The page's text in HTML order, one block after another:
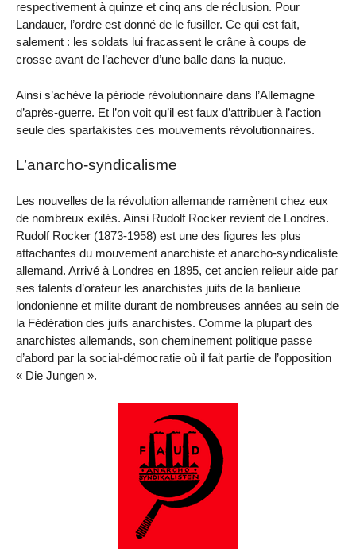
respectivement à quinze et cinq ans de réclusion. Pour
Landauer, l’ordre est donné de le fusiller. Ce qui est fait,
salement : les soldats lui fracassent le crâne à coups de
crosse avant de l’achever d’une balle dans la nuque.
Ainsi s’achève la période révolutionnaire dans l’Allemagne
d’après-guerre. Et l’on voit qu’il est faux d’attribuer à l’action
seule des spartakistes ces mouvements révolutionnaires.
L’anarcho-syndicalisme
Les nouvelles de la révolution allemande ramènent chez eux
de nombreux exilés. Ainsi Rudolf Rocker revient de Londres.
Rudolf Rocker (1873-1958) est une des figures les plus
attachantes du mouvement anarchiste et anarcho-syndicaliste
allemand. Arrivé à Londres en 1895, cet ancien relieur aide par
ses talents d’orateur les anarchistes juifs de la banlieue
londonienne et milite durant de nombreuses années au sein de
la Fédération des juifs anarchistes. Comme la plupart des
anarchistes allemands, son cheminement politique passe
d’abord par la social-démocratie où il fait partie de l’opposition
« Die Jungen ».